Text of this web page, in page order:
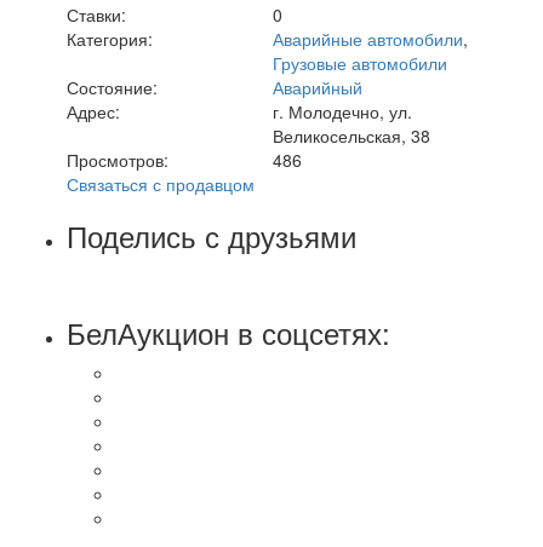
Ставки:
0
Категория:
Аварийные автомобили,
Грузовые автомобили
Состояние:
Аварийный
Адрес:
г. Молодечно, ул.
Великосельская, 38
Просмотров:
486
Связаться с продавцом
Поделись с друзьями
БелАукцион в соцсетях: